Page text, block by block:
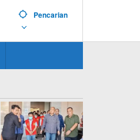
Pencarian